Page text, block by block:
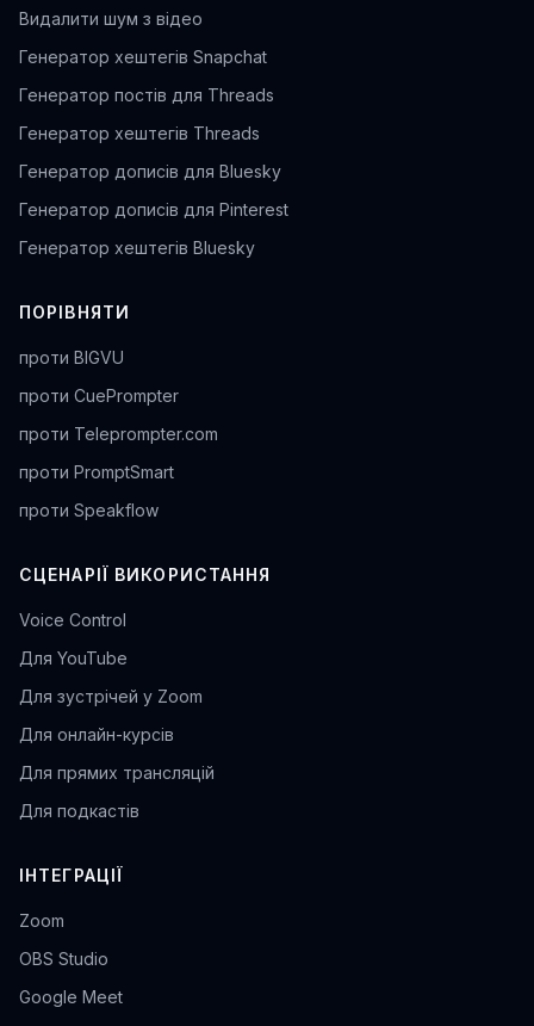
Видалити шум з відео
Генератор хештегів Snapchat
Генератор постів для Threads
Генератор хештегів Threads
Генератор дописів для Bluesky
Генератор дописів для Pinterest
Генератор хештегів Bluesky
ПОРІВНЯТИ
проти BIGVU
проти CuePrompter
проти Teleprompter.com
проти PromptSmart
проти Speakflow
СЦЕНАРІЇ ВИКОРИСТАННЯ
Voice Control
Для YouTube
Для зустрічей у Zoom
Для онлайн-курсів
Для прямих трансляцій
Для подкастів
ІНТЕГРАЦІЇ
Zoom
OBS Studio
Google Meet